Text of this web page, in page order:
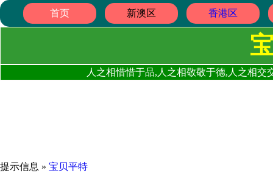
首页 新澳区 香港区
人之相惜惜于品,人之相敬敬于德,人之相
提示信息 » 宝贝平特